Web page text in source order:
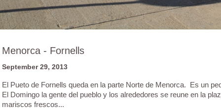
Menorca - Fornells
El Pueto de Fornells queda en la parte Norte de Menorca. Es un
El Domingo la gente del pueblo y los alrededores se reune en la
mariscos frescos...
September 29, 2013